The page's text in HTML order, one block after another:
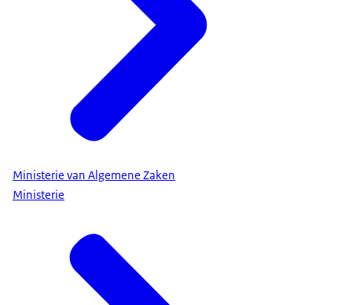
Ministerie van Algemene Zaken
Ministerie